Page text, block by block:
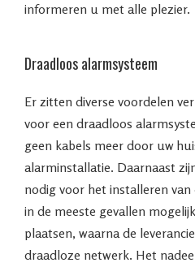
informeren u met alle plezier.
Draadloos alarmsysteem
Er zitten diverse voordelen
voor een draadloos
geen kabels meer door uw
alarminstallatie. Daarnaast
nodig voor het installeren
in de meeste gevallen
plaatsen, waarna de
draadloze netwerk. Het